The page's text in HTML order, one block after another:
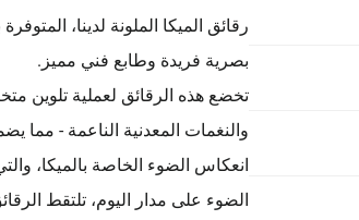
رقائق الميكا الملونة لدينا،
بصرية فريدة وطابع فني مميز.
تخضع هذه الرقائق لعملية تلوين
والنغمات المعدنية الناعمة -
انعكاس الضوء الخاصة بالميكا،
الضوء على مدار اليوم، تلتقط